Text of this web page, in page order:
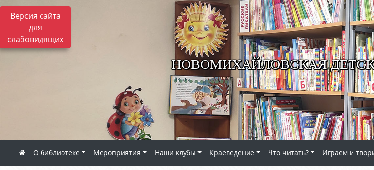
Версия сайта
для
слабовидящих
НОВОМИХАЙЛОВСКАЯ
О библиотеке Мероприятия Наши клубы Краеведение Что читать? Играем и